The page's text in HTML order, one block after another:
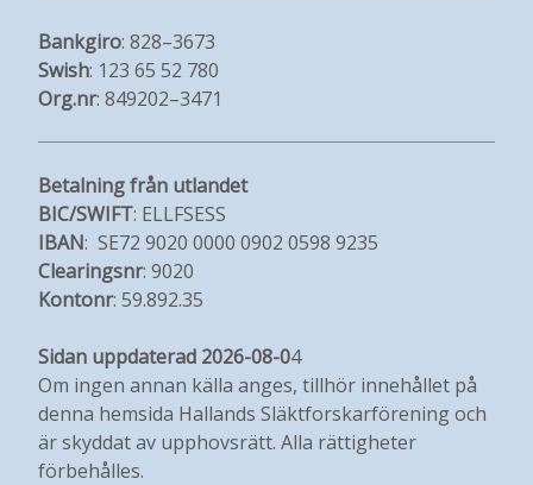
Bankgiro: 828–3673
Swish: 123 65 52 780
Org.nr: 849202–3471
Betalning från utlandet
BIC/SWIFT: ELLFSESS
IBAN: SE72 9020 0000 0902 0598 9235
Clearingsnr: 9020
Kontonr: 59.892.35
Sidan uppdaterad 2026-08-04
Om ingen annan källa anges, tillhör innehållet på
denna hemsida Hallands Släktforskarförening och
är skyddat av upphovsrätt. Alla rättigheter
förbehålles.